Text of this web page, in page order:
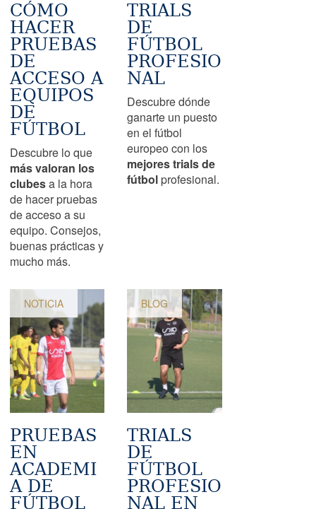
CÓMO
HACER
PRUEBAS
DE
ACCESO A
EQUIPOS
DE
FÚTBOL
Descubre lo que
más valoran los
clubesa la hora
de hacer pruebas
de acceso a su
equipo. Consejos,
buenas prácticas y
mucho más.
TRIALS
DE
FÚTBOL
PROFESIO
NAL
Descubre dónde
ganarte un puesto
en el fútbol
europeo con los
mejores trials de
fútbolprofesional.
NOTICIA
PRUEBAS
EN
ACADEMI
A DE
FÚTBOL
BLOG
TRIALS
DE
FÚTBOL
PROFESIO
NAL EN